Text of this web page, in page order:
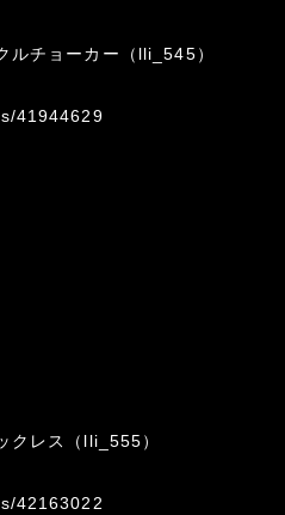
ルチョーカー（lli_545）
41944629
クレス（lli_555）
42163022